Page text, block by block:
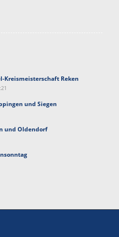
Kreismeisterschaft Reken
und Siegen
und Oldendorf